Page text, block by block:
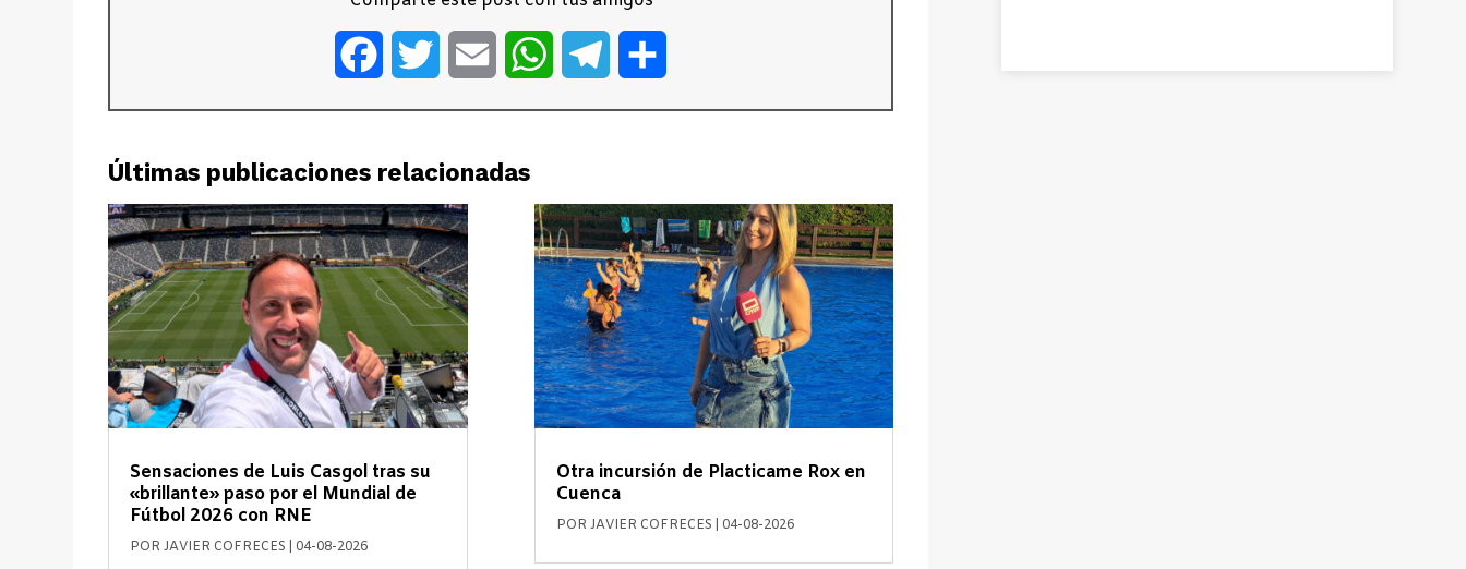
FacebookTwitter Email WhatsAppTelegram
Últimas publicaciones relacionadas
Sensaciones de Luis Casgol tras su
«brillante» paso por el Mundial de
Fútbol 2026 con RNE
PORJAVIER COFRECES 04-08-2026
Otra incursión de Placticame Rox en
Cuenca
POR JAVIER COFRECES 04-08-2026